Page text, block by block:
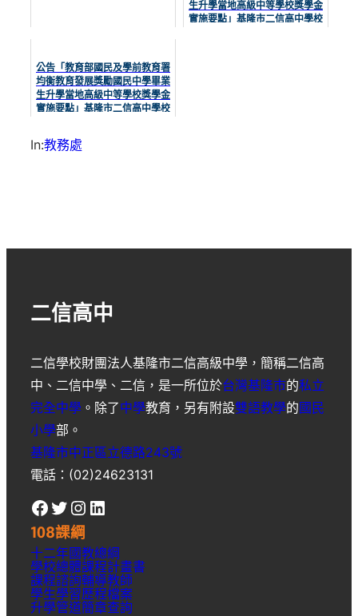
生升學當地高級中等學校獎學金
實施要點」基隆市二信高中學校
公告「教育部國民及學前教育署
均衡教育發展獎勵國民中學畢業
生升學當地高級中等學校獎學金
實施要點」基隆市二信高中學校
In:教務處
二信高中
二信學校財團法人基隆市二信高級中學 ，簡稱二信高
中 、 二信中學 、 二信 ，是一所位於台灣基隆市的私立
完全中學 。除了中學教育，另有附設雙語教學的國民
小學部。
基隆市中正區立德路243號
電話：(02)24623131
Facebook Twitter Instagram LinkedIn
108課綱
十二年國教總綱
學校總體課程計畫書
課程諮詢輔導教師
學生學習歷程檔案
升學管道簡章查詢